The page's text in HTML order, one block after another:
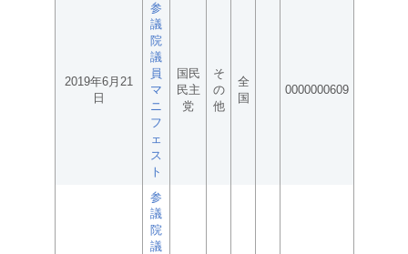
2019年6月21
日
参
議
院
議
員
マ
ニ
フ
ェ
ス
ト
国民
民主
党
そ
の
他
全
国
0000000609
参
議
院
議